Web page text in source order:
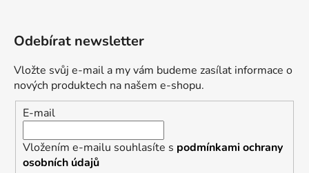
Odebírat newsletter
Vložte svůj e-mail a my vám budeme zasílat informace o
nových produktech na našem e-shopu.
E-mail
Vložením e-mailu souhlasíte s podmínkami ochrany
osobních údajů